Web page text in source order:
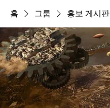
홈 그룹 홍보 게시판